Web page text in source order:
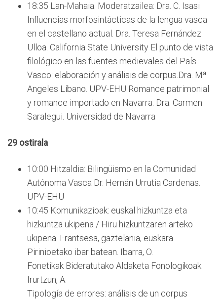
18:35 Lan-Mahaia. Moderatzailea: Dra. C. Isasi
Influencias morfosintácticas de la lengua vasca
en el castellano actual. Dra. Teresa Fernández
Ulloa. California State University El punto de vista
filológico en las fuentes medievales del País
Vasco: elaboración y análisis de corpus.Dra. Mª
Angeles Líbano. UPV-EHU Romance patrimonial
y romance importado en Navarra. Dra. Carmen
Saralegui. Universidad de Navarra
29 ostirala
10:00 Hitzaldia: Bilingüismo en la Comunidad
Autónoma Vasca Dr. Hernán Urrutia Cardenas.
UPV-EHU
10:45 Komunikazioak: euskal hizkuntza eta
hizkuntza ukipena / Hiru hizkuntzaren arteko
ukipena. Frantsesa, gaztelania, euskara
Pirinioetako ibar batean. Ibarra, O.
Fonetikak Bideratutako Aldaketa Fonologikoak.
Irurtzun, A.
Tipología de errores: análisis de un corpus